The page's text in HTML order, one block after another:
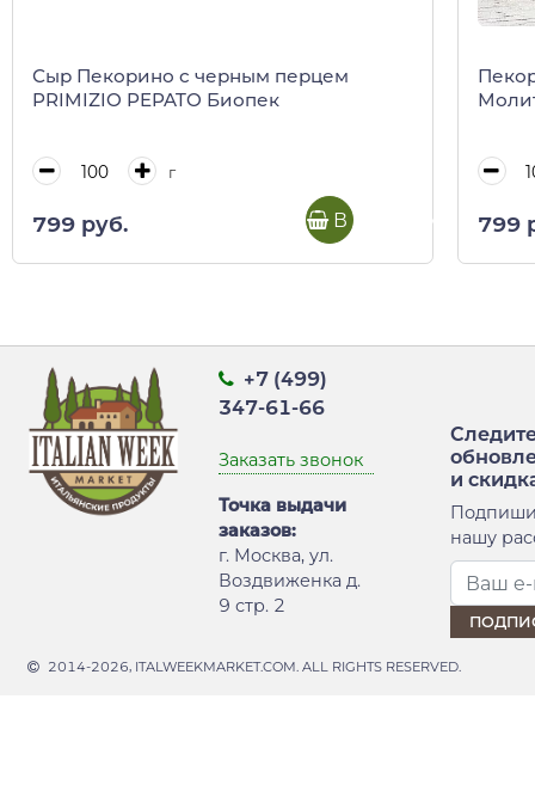
Сыр Пекорино с черным перцем
PRIMIZIO PEPATO Биопек
г
799 руб. В корзину 799
+7 (499)
347-61-66
Заказать звонок
Точка выдачи
заказов:
г. Москва, ул.
Воздвиженка д.
9 стр. 2
и
нашу
2014-2026, ITALWEEKMARKET.COM. ALL RIGHTS RESERVED.